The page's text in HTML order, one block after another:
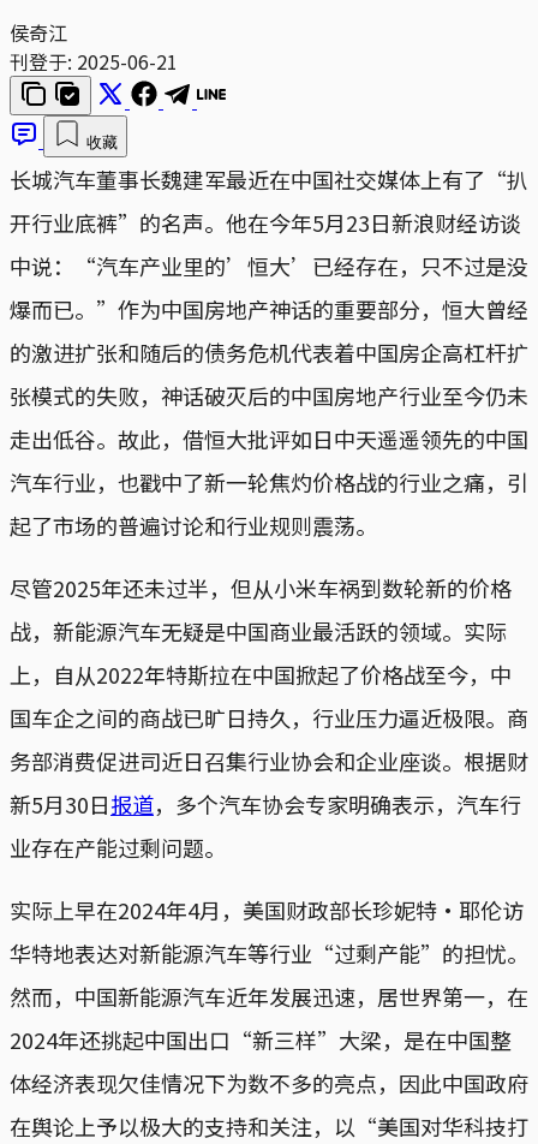
侯奇江
刊登于: 2025-06-21
收藏
长城汽车董事长魏建军最近在中国社交媒体上有了“扒
开行业底裤”的名声。他在今年5月23日新浪财经访谈
中说：“汽车产业里的’恒大’已经存在，只不过是没
爆而已。”作为中国房地产神话的重要部分，恒大曾经
的激进扩张和随后的债务危机代表着中国房企高杠杆扩
张模式的失败，神话破灭后的中国房地产行业至今仍未
走出低谷。故此，借恒大批评如日中天遥遥领先的中国
汽车行业，也戳中了新一轮焦灼价格战的行业之痛，引
起了市场的普遍讨论和行业规则震荡。
尽管2025年还未过半，但从小米车祸到数轮新的价格
战，新能源汽车无疑是中国商业最活跃的领域。实际
上，自从2022年特斯拉在中国掀起了价格战至今，中
国车企之间的商战已旷日持久，行业压力逼近极限。商
务部消费促进司近日召集行业协会和企业座谈。根据财
新5月30日报道，多个汽车协会专家明确表示，汽车行
业存在产能过剩问题。
实际上早在2024年4月，美国财政部长珍妮特·耶伦访
华特地表达对新能源汽车等行业“过剩产能”的担忧。
然而，中国新能源汽车近年发展迅速，居世界第一，在
2024年还挑起中国出口“新三样”大梁，是在中国整
体经济表现欠佳情况下为数不多的亮点，因此中国政府
在舆论上予以极大的支持和关注，以“美国对华科技打